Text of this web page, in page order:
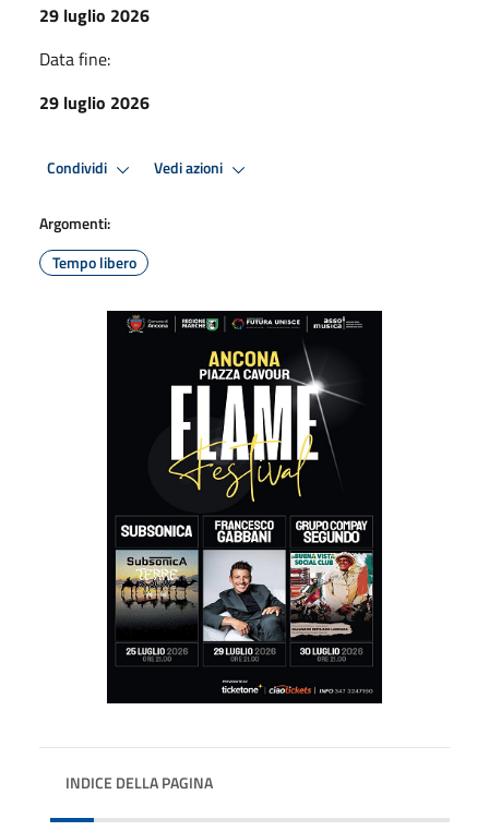
29 luglio 2026
Data fine:
29 luglio 2026
Condividi Vedi azioni
Argomenti:
Tempo libero
INDICE DELLA PAGINA